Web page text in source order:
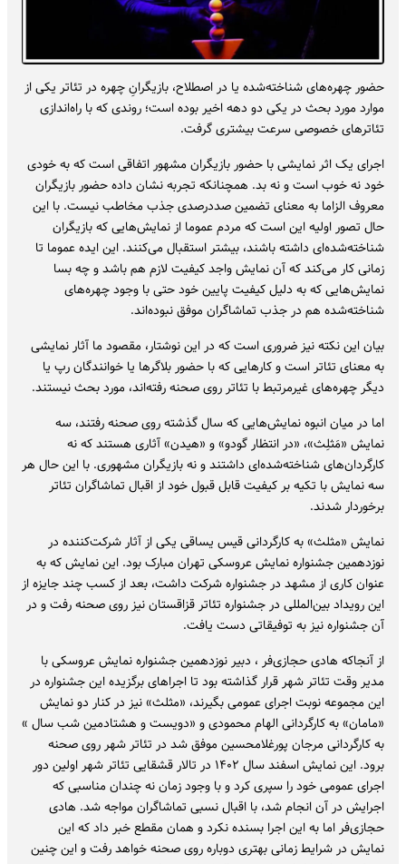
حضور چهره‌های شناخته‌شده یا در اصطلاح، بازیگرانِ چهره در تئاتر یکی از
موارد مورد بحث در یکی دو دهه اخیر بوده است؛ روندی که با راه‌اندازی
تئاترهای خصوصی سرعت بیشتری گرفت.
اجرای یک اثر نمایشی با حضور بازیگران مشهور اتفاقی است که به خودی
خود نه خوب است و نه بد. همچنانکه تجربه نشان داده حضور بازیگران
معروف الزاما به معنای تضمین صددرصدی جذب مخاطب نیست. با این
حال تصور اولیه این است که مردم عموما از نمایش‌هایی که بازیگران
شناخته‌شده‌ای داشته باشند، بیشتر استقبال می‌کنند. این ایده عموما تا
زمانی کار می‌کند که آن نمایش واجد کیفیت لازم هم باشد و چه بسا
نمایش‌هایی که به دلیل کیفیت پایین خود حتی با وجود چهره‌های
شناخته‌شده هم در جذب تماشاگران موفق نبوده‌اند.
بیان این نکته نیز ضروری است که در این نوشتار، مقصود ما آثار نمایشی
به معنای تئاتر است و کارهایی که با حضور بلاگرها یا خوانندگان رپ یا
دیگر چهره‌های غیرمرتبط با تئاتر روی صحنه رفته‌اند، مورد بحث نیستند.
اما در میان انبوه نمایش‌هایی که سال گذشته روی صحنه رفتند، سه
نمایش «مَثلِث»، «در انتظار گودو» و «هیدن» آثاری هستند که نه
کارگردان‌های شناخته‌شده‌ای داشتند و نه بازیگران مشهوری. با این حال هر
سه نمایش با تکیه بر کیفیت قابل قبول خود از اقبال تماشاگران تئاتر
برخوردار شدند.
نمایش «مثلث» به کارگردانی قیس یساقی یکی از آثار شرکت‌کننده در
نوزدهمین جشنواره نمایش عروسکی تهران مبارک بود. این نمایش که به
عنوان کاری از مشهد در جشنواره شرکت داشت، بعد از کسب چند جایزه از
این رویداد بین‌المللی در جشنواره تئاتر قزاقستان نیز روی صحنه رفت و در
آن جشنواره نیز به توفیقاتی دست یافت.
از آنجاکه هادی حجازی‌فر ، دبیر نوزدهمین جشنواره نمایش عروسکی با
مدیر وقت تئاتر شهر قرار گذاشته بود تا اجراهای برگزیده این جشنواره در
این مجموعه نوبت اجرای عمومی بگیرند، «مثلث» نیز در کنار دو نمایش
«مامان» به کارگردانی الهام محمودی و «دویست و هشتادمین شب سال »
به کارگردانی مرجان پورغلامحسین موفق شد در تئاتر شهر روی صحنه
برود. این نمایش اسفند سال ۱۴۰۲ در تالار قشقایی تئاتر شهر اولین دور
اجرای عمومی خود را سپری کرد و با وجود زمان نه چندان مناسبی که
اجرایش در آن انجام شد، با اقبال نسبی تماشاگران مواجه شد. هادی
حجازی‌فر اما به این اجرا بسنده نکرد و همان مقطع خبر داد که این
نمایش در شرایط زمانی بهتری دوباره روی صحنه خواهد رفت و این چنین